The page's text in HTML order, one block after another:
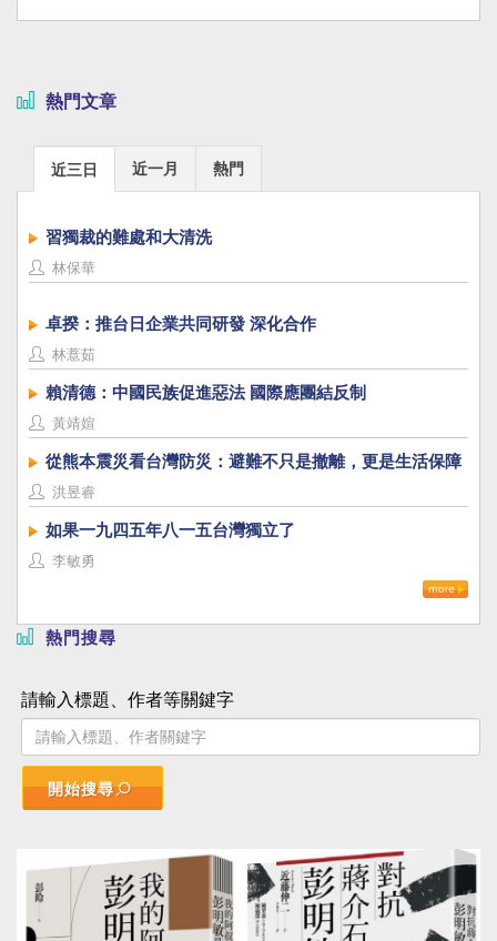
熱門文章
近三日 近一月 熱門
習獨裁的難處和大清洗
林保華
卓揆：推台日企業共同研發 深化合作
林薏茹
賴清德：中國民族促進惡法 國際應團結反制
黃靖媗
從熊本震災看台灣防災：避難不只是撤離，更是生活保障
洪昱睿
如果一九四五年八一五台灣獨立了
李敏勇
熱門搜尋
請輸入標題、作者等關鍵字
開始搜尋